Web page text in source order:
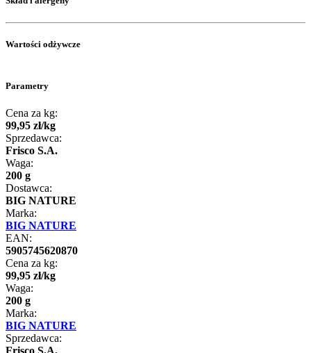
Wartości odżywcze
Parametry
Cena za kg:
99,95 zł/kg
Sprzedawca:
Frisco S.A.
Waga:
200 g
Dostawca:
BIG NATURE
Marka:
BIG NATURE
EAN:
5905745620870
Cena za kg:
99,95 zł/kg
Waga:
200 g
Marka:
BIG NATURE
Sprzedawca: